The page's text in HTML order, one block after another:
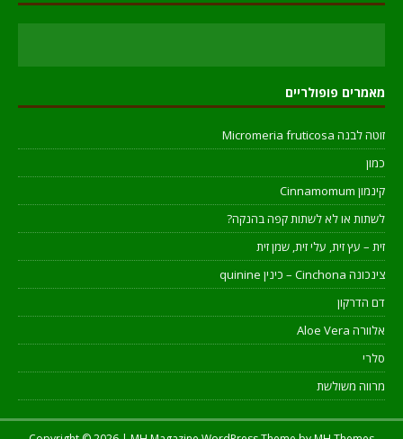
מאמרים פופולריים
זוטה לבנה Micromeria fruticosa
כמון
קינמון Cinnamomum
לשתות או לא לשתות קפה בהנקה?
זית – עץ זית, עלי זית, שמן זית
צינכונה Cinchona – כינין quinine
דם הדרקון
אלוורה Aloe Vera
סלרי
מרווה משולשת